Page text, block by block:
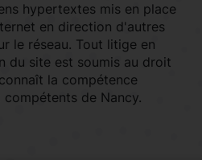
hypertextes mis en place
en direction d'autres
le réseau. Tout litige en
du site est soumis au droit
la compétence
de Nancy.